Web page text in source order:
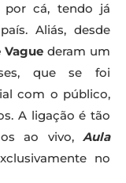
por cá, tendo já
Aliás, desde
Vague deram um
que se foi
com o público,
A ligação é tão
ao vivo, Aula
no